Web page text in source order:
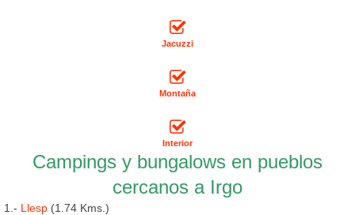
Jacuzzi
Montaña
Interior
Campings y bungalows en pueblos
cercanos a Irgo
1.- Llesp (1.74 Kms.)